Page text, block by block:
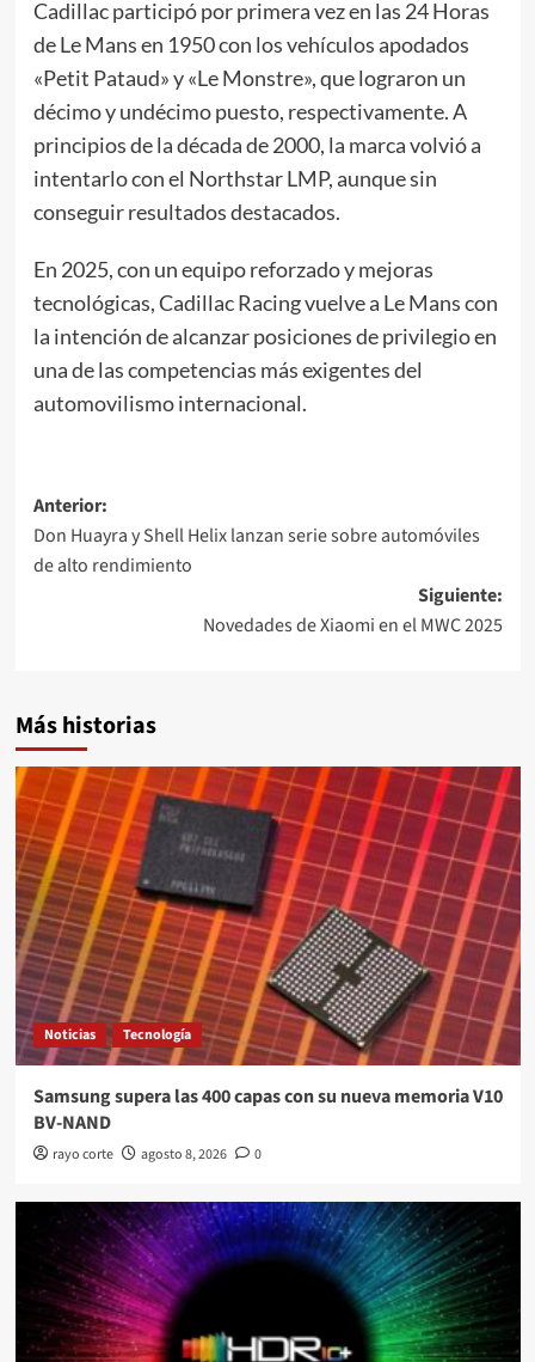
Cadillac participó por primera vez en las 24 Horas
de Le Mans en 1950 con los vehículos apodados
«Petit Pataud» y «Le Monstre», que lograron un
décimo y undécimo puesto, respectivamente. A
principios de la década de 2000, la marca volvió a
intentarlo con el Northstar LMP, aunque sin
conseguir resultados destacados.
En 2025, con un equipo reforzado y mejoras
tecnológicas, Cadillac Racing vuelve a Le Mans con
la intención de alcanzar posiciones de privilegio en
una de las competencias más exigentes del
automovilismo internacional.
Navegación
de
entradas
Anterior:
Don Huayra y Shell Helix lanzan serie sobre automóviles
de alto rendimiento
Siguiente:
Novedades de Xiaomi en el MWC 2025
Más historias
Noticias Tecnología
Samsung supera las 400 capas con su nueva memoria V10
BV-NAND
rayo corte agosto 8, 2026 0